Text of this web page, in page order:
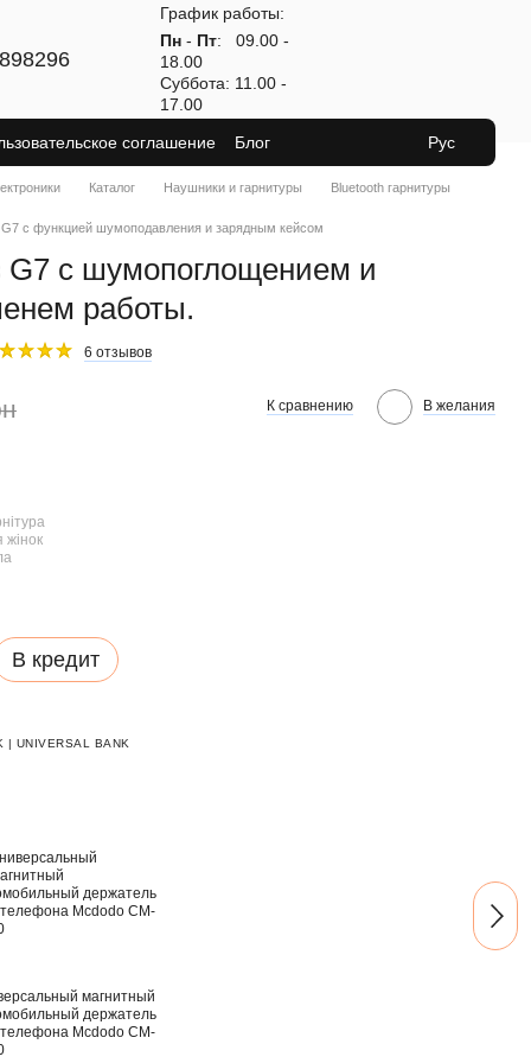
График работы:
Пн- Пт: 09.00 -
18.00
Суббота: 11.00 -
17.00
соглашение Блог Рус
Каталог Наушники и гарнитуры
Bluetooth гарнитуры
с функцией шумоподавления и зарядным кейсом
G7 с шумопоглощением и
работы.
6 отзывов
К сравнению В желания
В кредит
UNIVERSAL BANK
магнитный
держатель
Mcdodo CM-